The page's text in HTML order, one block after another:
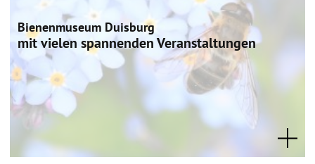
Bienenmuseum Duisburg
mit vielen spannenden Veranstaltungen